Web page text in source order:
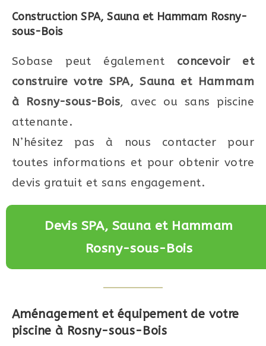
Construction SPA, Sauna et Hammam Rosny-
sous-Bois
Sobase peut également concevoir et
construire votre SPA, Sauna et Hammam
à Rosny-sous-Bois, avec ou sans piscine
attenante.
N’hésitez pas à nous contacter pour
toutes informations et pour obtenir votre
devis gratuit et sans engagement.
Devis SPA, Sauna et Hammam
Rosny-sous-Bois
Aménagement et équipement de votre
piscine à Rosny-sous-Bois